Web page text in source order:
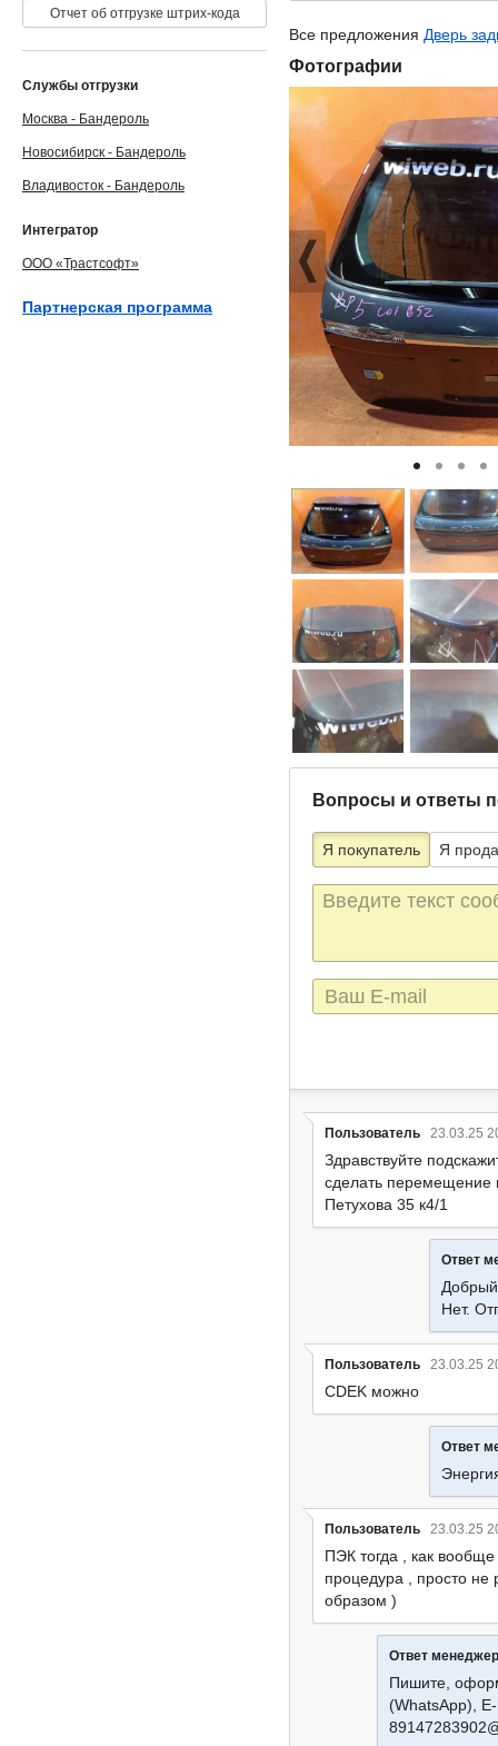
Все предложения Дверь
Фотографии
Вопросы и ответы
Я покупатель Я
Текст
сообщения
E-
mail
Пользователь 23.03.25
Здравствуйте
сделать перемещение
Петухова 35 к4/1
Ответ
Нет.
Пользователь 23.03.25
CDEK можно
Ответ
Пользователь 23.03.25
ПЭК тогда , как
процедура , просто не
образом )
Ответ
Пишите,
(WhatsApp),
Отчет об отгрузке штрих-кода
Службы отгрузки
Москва - Бандероль
Новосибирск - Бандероль
Владивосток - Бандероль
Интегратор
ООО «Трастсофт»
Партнерская программа